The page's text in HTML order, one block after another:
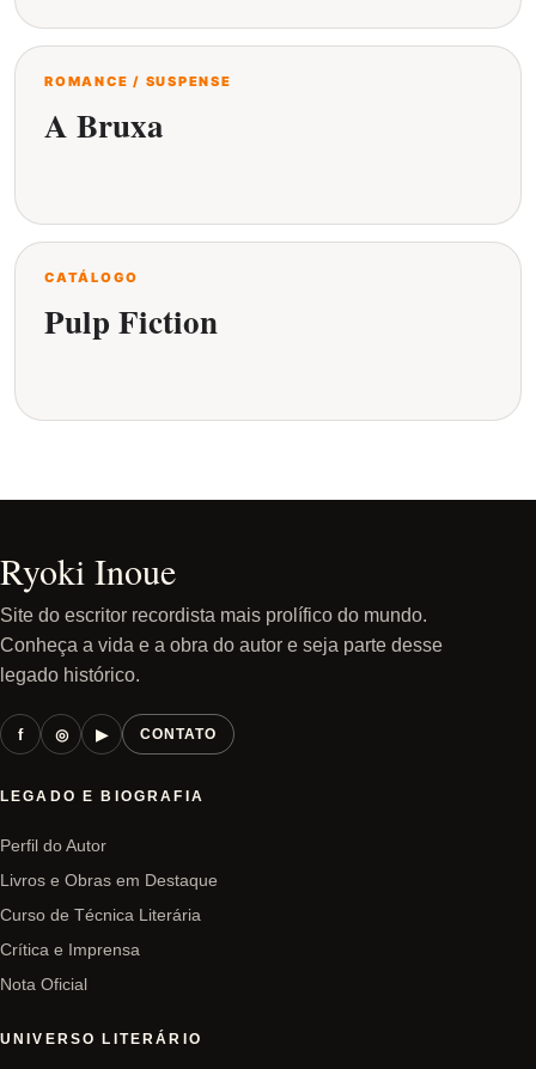
ROMANCE / SUSPENSE
A Bruxa
CATÁLOGO
Pulp Fiction
Ryoki Inoue
Site do escritor recordista mais prolífico do mundo.
Conheça a vida e a obra do autor e seja parte desse
legado histórico.
f ◎ ▶ CONTATO
LEGADO E BIOGRAFIA
Perfil do Autor
Livros e Obras em Destaque
Curso de Técnica Literária
Crítica e Imprensa
Nota Oficial
UNIVERSO LITERÁRIO